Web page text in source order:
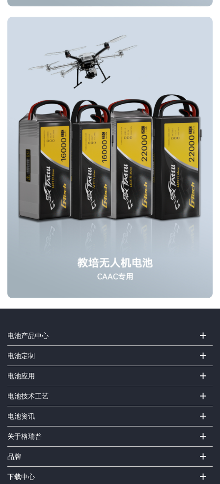
电池产品中心 +
电池定制 +
电池应用 +
电池技术工艺 +
电池资讯 +
关于格瑞普 +
品牌 +
下载中心 +